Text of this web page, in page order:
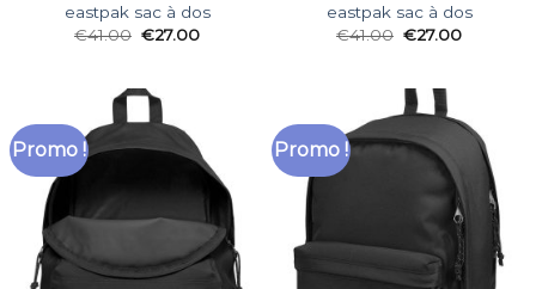
eastpak sac à dos
€41.00 €27.00
eastpak sac à dos
€41.00 €27.00
Promo ! Promo !